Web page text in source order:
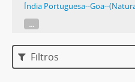
Índia Portuguesa--Goa--
...
Filtros